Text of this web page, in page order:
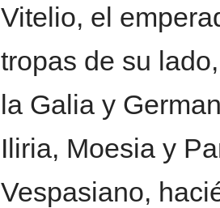
Vitelio, el
tropas de su
la Galia y
Iliria, Moesia y
Vespasiano,